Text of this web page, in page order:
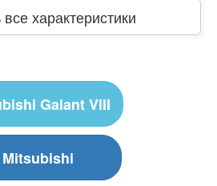
характеристики
Galant VIII
Mitsubishi